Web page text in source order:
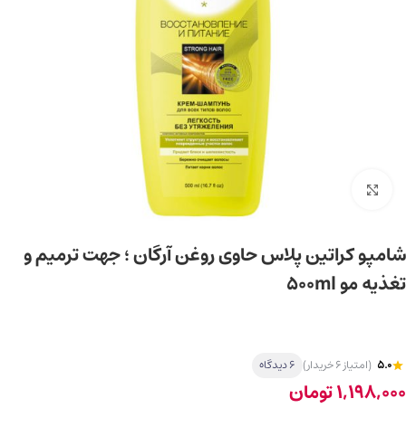
برای بزرگ‌نمایی کلیک کنید
شامپو کراتین پلاس حاوی روغن آرگان ؛ جهت ترمیم و
تغذیه مو 500ml
5.0 (امتیاز 6 خریدار) 6 دیدگاه
1,198,000تومان